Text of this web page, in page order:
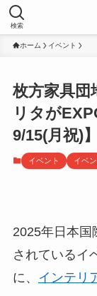
検索
ホーム イベント
枚方家具団
リタが
9/15(月祝)】
イベント イベ
2025年日本国
されているイ
に、
インテリ